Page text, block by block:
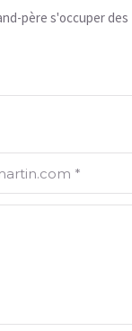
père s'occuper